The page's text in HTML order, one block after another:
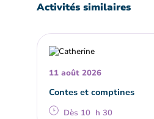
Activités similaires
11 août 2026
Contes et comptines
Dès 10 h 30